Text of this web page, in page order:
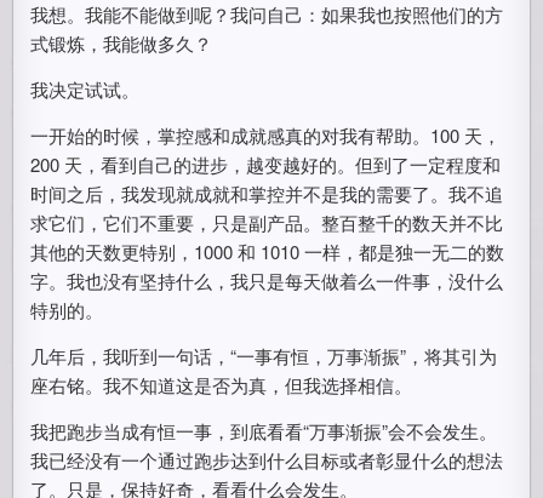
我想。我能不能做到呢？我问自己：如果我也按照他们的方
式锻炼，我能做多久？
我决定试试。
一开始的时候，掌控感和成就感真的对我有帮助。100 天，
200 天，看到自己的进步，越变越好的。但到了一定程度和
时间之后，我发现就成就和掌控并不是我的需要了。我不追
求它们，它们不重要，只是副产品。整百整千的数天并不比
其他的天数更特别，1000 和 1010 一样，都是独一无二的数
字。我也没有坚持什么，我只是每天做着么一件事，没什么
特别的。
几年后，我听到一句话，“一事有恒，万事渐振”，将其引为
座右铭。我不知道这是否为真，但我选择相信。
我把跑步当成有恒一事，到底看看“万事渐振”会不会发生。
我已经没有一个通过跑步达到什么目标或者彰显什么的想法
了。只是，保持好奇，看看什么会发生。